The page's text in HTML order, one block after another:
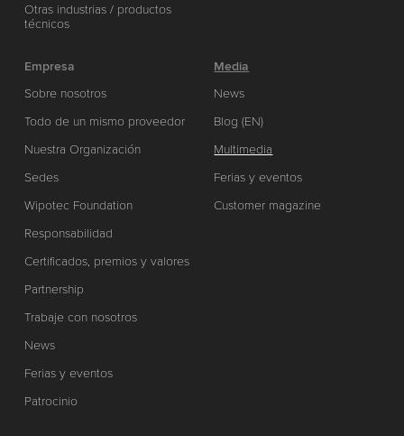
Otras industrias / productos
técnicos
Empresa
Sobre nosotros
Todo de un mismo proveedor
Nuestra Organización
Sedes
Wipotec Foundation
Responsabilidad
Certificados, premios y valores
Partnership
Trabaje con nosotros
News
Ferias y eventos
Patrocinio
Media
News
Blog (EN)
Multimedia
Ferias y eventos
Customer magazine